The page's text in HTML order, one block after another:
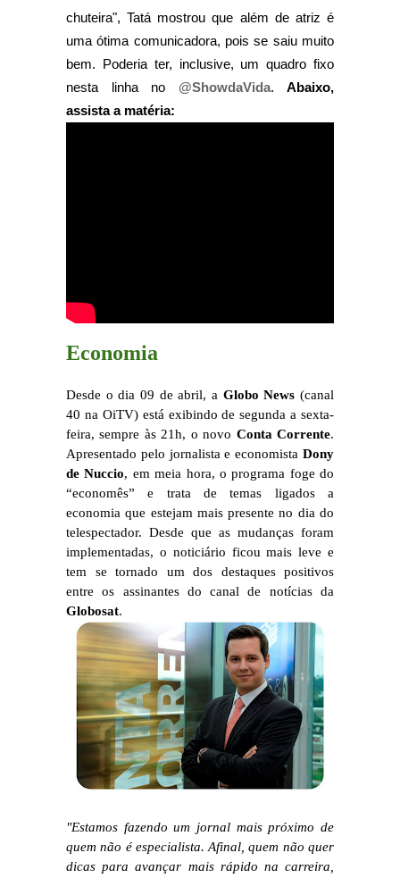
chuteira", Tatá mostrou que além de atriz é
uma ótima comunicadora, pois se saiu muito
bem. Poderia ter, inclusive, um quadro fixo
nesta linha no @ShowdaVida. Abaixo,
assista a matéria:
Economia
Desde o dia 09 de abril, a Globo News(canal
40 na OiTV) está exibindo de segunda a sexta-
feira, sempre às 21h, o novo Conta Corrente.
Apresentado pelo jornalista e economista Dony
de Nuccio, em meia hora, o programa foge do
“economês” e trata de temas ligados a
economia que estejam mais presente no dia do
telespectador. Desde que as mudanças foram
implementadas, o noticiário ficou mais leve e
tem se tornado um dos destaques positivos
entre os assinantes do canal de notícias da
Globosat.
"Estamos fazendo um jornal mais próximo de
quem não é especialista. Afinal, quem não quer
dicas para avançar mais rápido na carreira,